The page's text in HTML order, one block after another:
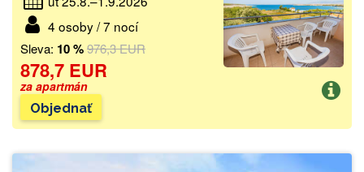
4 osoby / 7 nocí
Sleva: 10 %976,3 EUR
878,7 EUR
za apartmán
Objednať